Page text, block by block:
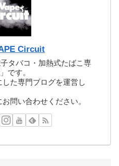
Circuit
タバコ・加熱式たばこ専
です。
た専門ブログを運営し
問い合わせください。